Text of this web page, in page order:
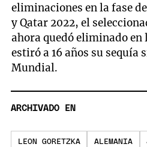
eliminaciones en la fase
y Qatar 2022, el
ahora quedó eliminado en
estiró a 16 años su sequía
Mundial.
ARCHIVADO EN
LEON GORETZKA ALEMANIA